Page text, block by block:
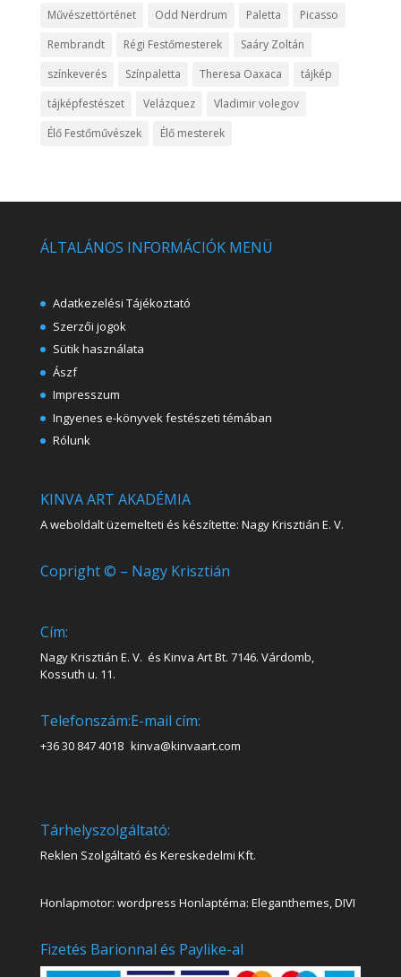
Művészettörténet
Odd Nerdrum Paletta
Picasso
Rembrandt
Régi Festőmesterek
Saáry Zoltán
színkeverés
Színpaletta Theresa Oaxaca
tájkép
tájképfestészet
Velázquez
Vladimir volegov
Élő Festőművészek
Élő mesterek
ÁLTALÁNOS INFORMÁCIÓK MENÜ
Adatkezelési Tájékoztató
Szerzői jogok
Sütik használata
Ászf
Impresszum
Ingyenes e-könyvek festészeti témában
Rólunk
KINVA ART AKADÉMIA
A weboldalt üzemelteti és készítette: Nagy Krisztián E. V.
Copright © – Nagy Krisztián
Cím:
Nagy Krisztián E. V. és Kinva Art Bt. 7146. Várdomb,
Kossuth u. 11.
Telefonszám:
+36 30 847 4018
E-mail cím:
kinva@kinvaart.com
Tárhelyszolgáltató:
Reklen Szolgáltató és Kereskedelmi Kft.
Honlapmotor: wordpress Honlaptéma: Eleganthemes, DIVI
Fizetés Barionnal és Paylike-al